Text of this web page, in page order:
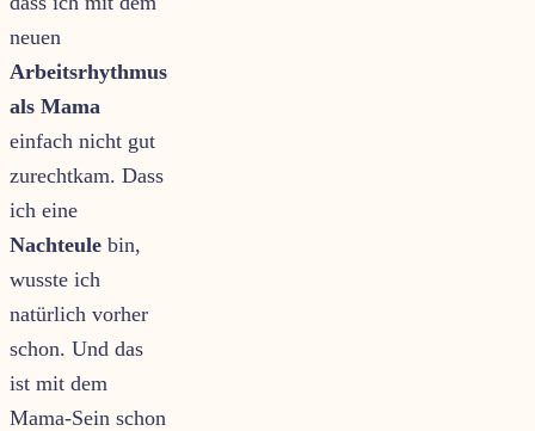
neuen
Arbeitsrhythmus
als Mama
einfach nicht gut
zurechtkam. Dass
ich eine
Nachteule bin,
wusste ich
natürlich vorher
schon. Und das
ist mit dem
Mama-Sein schon